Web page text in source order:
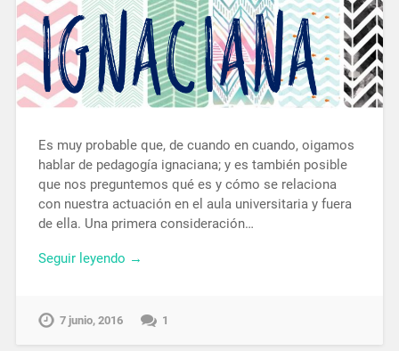
Es muy probable que, de cuando en cuando, oigamos
hablar de pedagogía ignaciana; y es también posible
que nos preguntemos qué es y cómo se relaciona
con nuestra actuación en el aula universitaria y fuera
de ella. Una primera consideración…
Seguir leyendo →
7 junio, 2016 1